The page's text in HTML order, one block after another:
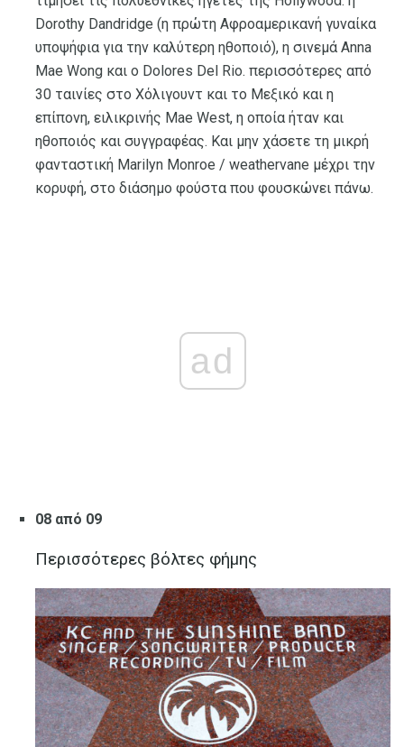
Dorothy Dandridge (η πρώτη Αφροαμερικανή γυναίκα
υποψήφια για την καλύτερη ηθοποιό), η σινεμά Anna
Mae Wong και ο Dolores Del Rio. περισσότερες από
30 ταινίες στο Χόλιγουντ και το Μεξικό και η
επίπονη, ειλικρινής Mae West, η οποία ήταν και
ηθοποιός και συγγραφέας. Και μην χάσετε τη μικρή
φανταστική Marilyn Monroe / weathervane μέχρι την
κορυφή, στο διάσημο φούστα που φουσκώνει πάνω.
ad
08 από 09
Περισσότερες βόλτες φήμης